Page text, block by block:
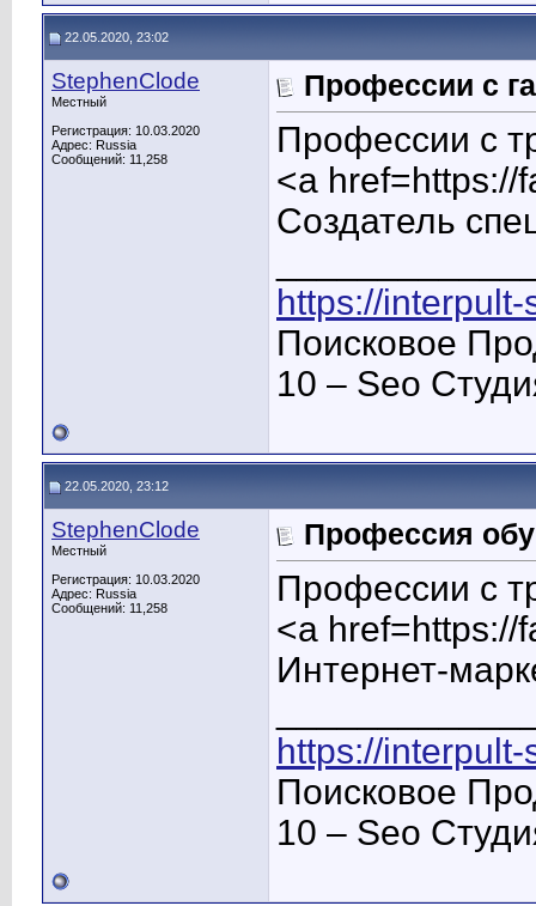
22.05.2020, 23:02
StephenClode
Местный
Регистрация: 10.03.2020
Адрес: Russia
Сообщений: 11,258
Профессии с
Профессии с
<a
Создатель
https://
Поисковое
10 – Seo
22.05.2020, 23:12
StephenClode
Местный
Регистрация: 10.03.2020
Адрес: Russia
Сообщений: 11,258
Профессия
Профессии с
<a
Интернет-
https://
Поисковое
10 – Seo